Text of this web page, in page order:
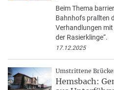
Beim Thema
Bahnhofs prallten
Verhandlungen
der Rasierklinge“.
17.12.2025
Umstrittene
Hemsbach: